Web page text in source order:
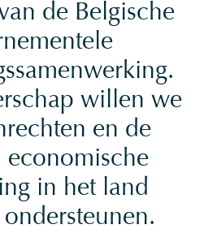
de Belgische
willen we
en de
economische
in het land